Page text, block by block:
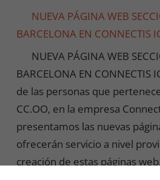
NUEVA PÁGINA WEB
BARCELONA EN CONNECTIS
NUEVA PÁGINA WEB
BARCELONA EN CONNECTIS
de las personas que
CC.OO, en la empresa
presentamos las nuevas
ofrecerán servicio a nivel
creación de estas páginas